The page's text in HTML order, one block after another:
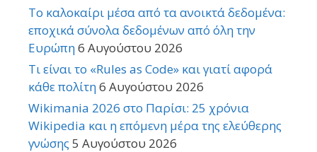
Το καλοκαίρι μέσα από τα ανοικτά δεδομένα:
εποχικά σύνολα δεδομένων από όλη την
Ευρώπη6 Αυγούστου 2026
Τι είναι το «Rules as Code» και γιατί αφορά
κάθε πολίτη6 Αυγούστου 2026
Wikimania 2026 στο Παρίσι: 25 χρόνια
Wikipedia και η επόμενη μέρα της ελεύθερης
γνώσης 5 Αυγούστου 2026